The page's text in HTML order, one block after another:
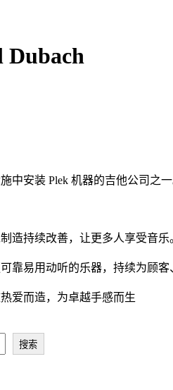
Dubach
中安装 Plek 机器的吉他公司之
造持续改善，让更多人享受音乐
靠易用动听的乐器，持续为顾客
爱而造，为卓越手感而生
搜索